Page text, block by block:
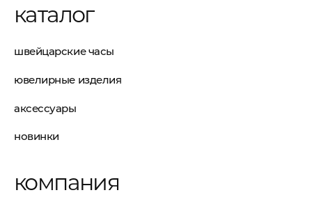
каталог
швейцарские часы
ювелирные изделия
аксессуары
новинки
компания